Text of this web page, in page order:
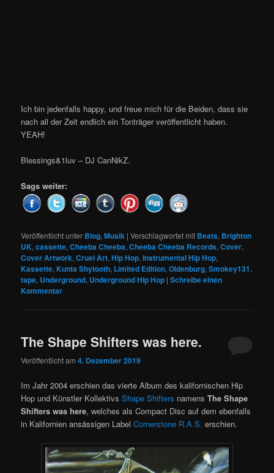
Ich bin jedenfalls happy, und freue mich für die Beiden, dass sie
nach all der Zeit endlich ein Tonträger veröffentlicht haben.
YEAH!
Blessings&1luv – DJ CanNikZ.
Sags weiter:
Veröffentlicht unter Blog,Musik |Verschlagwortet mit Beats, Brighton
UK,cassette,Cheeba Cheeba,Cheeba Cheeba Records,Cover,
Cover Artwork,Cruel Art,Hip Hop,Instrumental Hip Hop,
Kassette,Kunta Shytooth, Limited Edition,Oldenburg,Smokey131,
tape, Underground, Underground Hip Hop |Schreibe einen
Kommentar
The Shape Shifters was here.
Veröffentlicht am4. Dezember 2019
Im Jahr 2004 erschien das vierte Album des kalifornischen Hip
Hop und Künstler KollektivsShape Shifters namensThe Shape
Shifters was here, welches als Compact Disc auf dem ebenfalls
in Kalifornien ansässigen LabelCornerstone R.A.S. erschien.